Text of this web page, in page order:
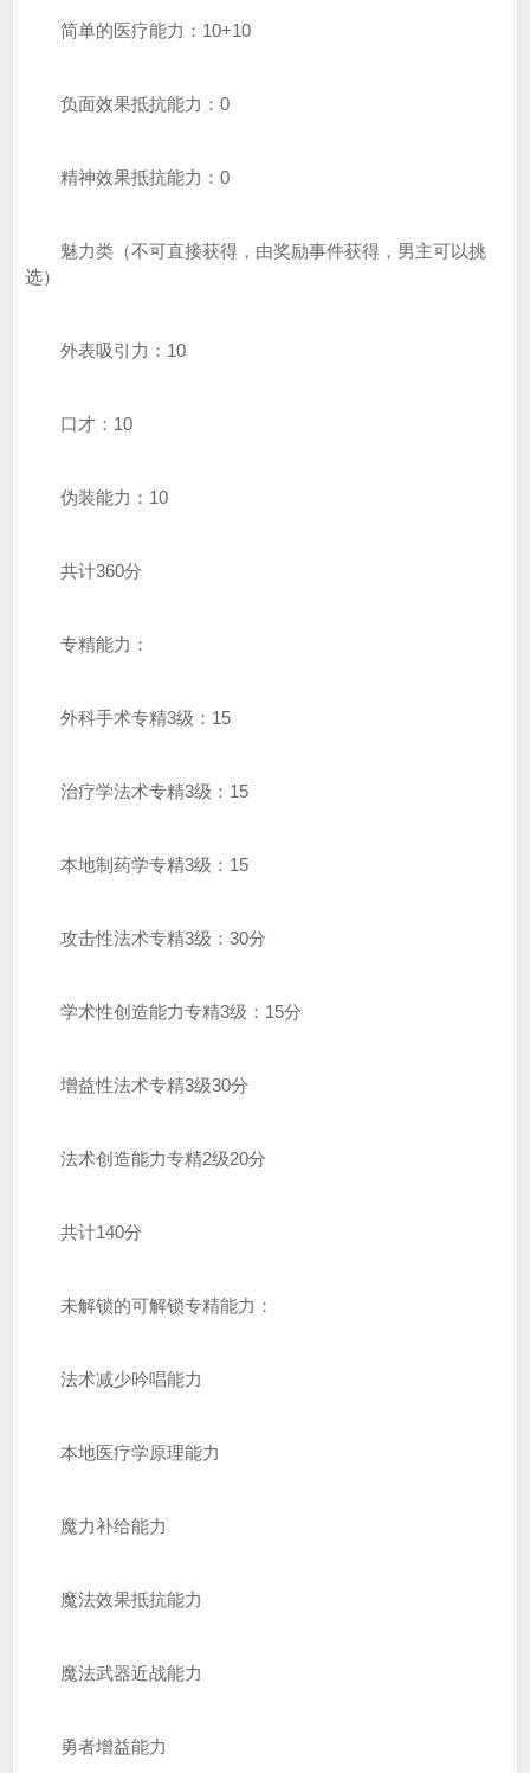
简单的医疗能力：10+10
负面效果抵抗能力：0
精神效果抵抗能力：0
魅力类（不可直接获得，由奖励事件获得，男主可以挑
选）
外表吸引力：10
口才：10
伪装能力：10
共计360分
专精能力：
外科手术专精3级：15
治疗学法术专精3级：15
本地制药学专精3级：15
攻击性法术专精3级：30分
学术性创造能力专精3级：15分
增益性法术专精3级30分
法术创造能力专精2级20分
共计140分
未解锁的可解锁专精能力：
法术减少吟唱能力
本地医疗学原理能力
魔力补给能力
魔法效果抵抗能力
魔法武器近战能力
勇者增益能力